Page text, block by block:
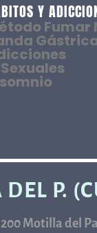
Y
Fumar
Sexuales
P.
Motilla del